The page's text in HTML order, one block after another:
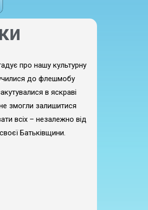
про нашу культурну
до флешмобу
в яскраві
змогли залишитися
всіх – незалежно від
Батьківщини.